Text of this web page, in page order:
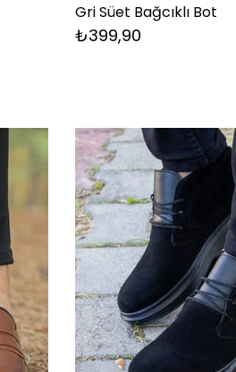
Gri Süet Bağcıklı Bot
₺399,90